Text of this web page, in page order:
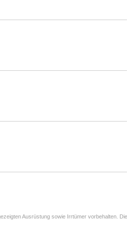
Ausrüstung sowie Irrtümer vorbehalten.